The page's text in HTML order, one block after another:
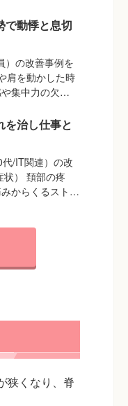
で動悸と息切
）の改善事例を
肩を動かした時
や集中力の欠…
を治し仕事と
/IT関連）の改
状） 頚部の疼
みからくるスト…
狭くなり、脊